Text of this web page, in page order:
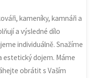
kameníky, kamnáři a
a výsledné dílo
individuálně. Snažíme
estetický dojem. Máme
obrátit s Vaším